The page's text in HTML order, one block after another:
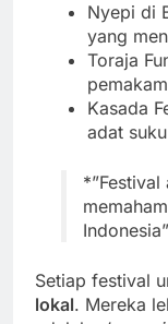
Nyepi di
yang
Toraja
Kasada
adat
Setiap festival
lokal. Mereka